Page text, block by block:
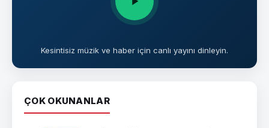
Kesintisiz müzik ve haber için canlı yayını dinleyin.
ÇOK OKUNANLAR